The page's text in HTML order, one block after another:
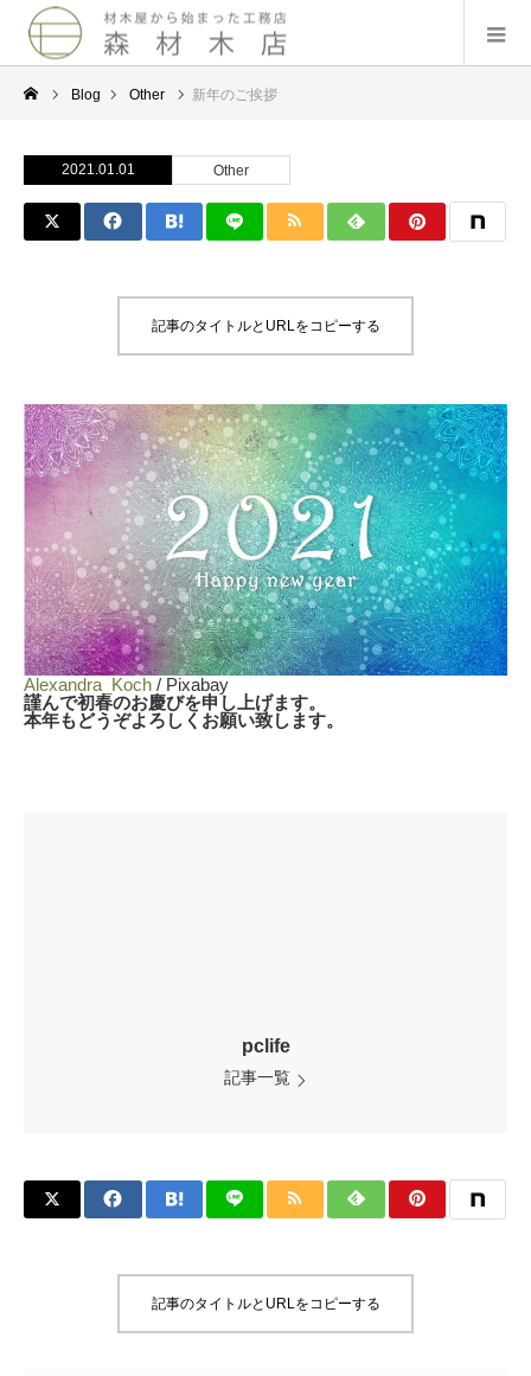
Blog Other 新年のご挨拶
2021.01.01 Other
記事のタイトルとURLをコピーする
Alexandra_Koch / Pixabay
謹んで初春のお慶びを申し上げます。
本年もどうぞよろしくお願い致します。
pclife
記事一覧
記事のタイトルとURLをコピーする